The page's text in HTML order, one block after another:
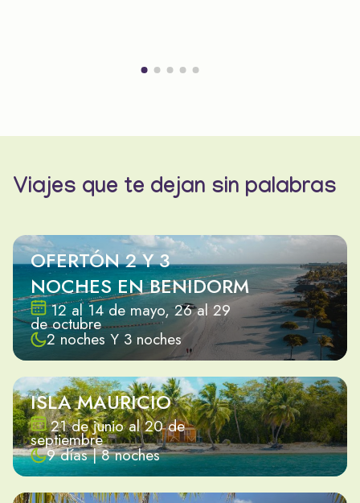
Viajes que te dejan sin palabras
OFERTÓN 2 Y 3
NOCHES EN BENIDORM
12 al 14 de mayo, 26 al 29
de octubre
2 noches Y 3 noches
ISLA MAURICIO
21 de junio al 20 de
septiembre
9 días | 8 noches